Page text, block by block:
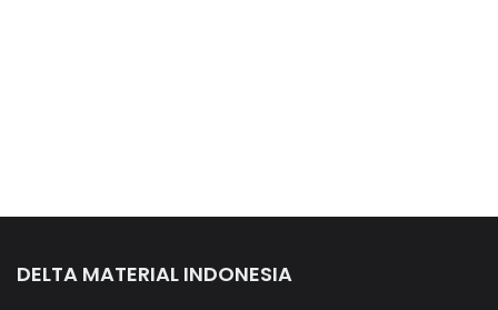
DELTA MATERIAL INDONESIA